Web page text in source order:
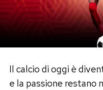
Il calcio di oggi è
e la passione restano